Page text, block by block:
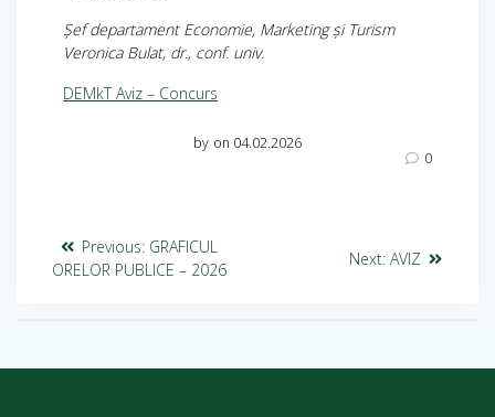
Șef departament Economie, Marketing și Turism
Veronica Bulat, dr., conf. univ.
DEMkT Aviz – Concurs
by on 04.02.2026
0
Previous: GRAFICUL
ORELOR PUBLICE – 2026
Next: AVIZ